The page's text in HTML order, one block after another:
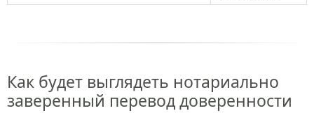
Как будет выглядеть нотариально
заверенный перевод доверенности